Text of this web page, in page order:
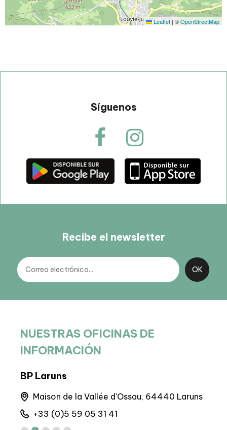
Leaflet| ©OpenStreetMap
Síguenos
Recibe el newsletter
NUESTRAS OFICINAS DE
INFORMACIÓN
BP Laruns
Maison de la Vallée d'Ossau, 64440 Laruns
+33 (0)5 59 05 31 41